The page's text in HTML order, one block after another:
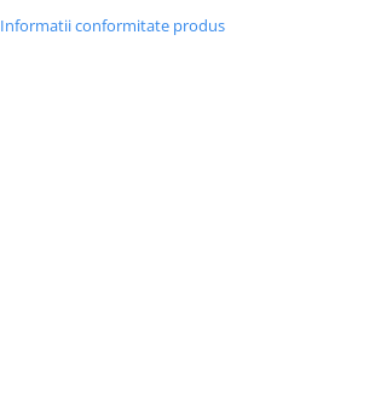
Informatii conformitate produs